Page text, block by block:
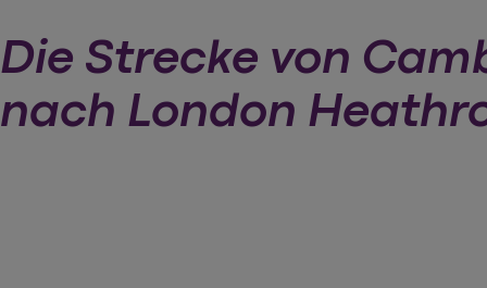
Die Strecke von
nach London